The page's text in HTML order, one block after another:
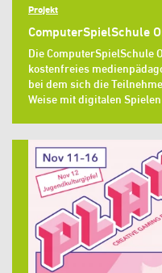
Projekt
ComputerSpielSchule
Die ComputerSpielSchule
kostenfreies
bei dem sich die
Weise mit digitalen